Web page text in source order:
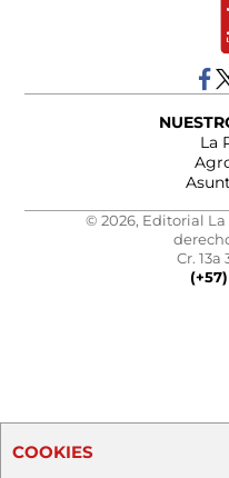
La
© 2026, Editorial La
Cr. 13a
COOKIES